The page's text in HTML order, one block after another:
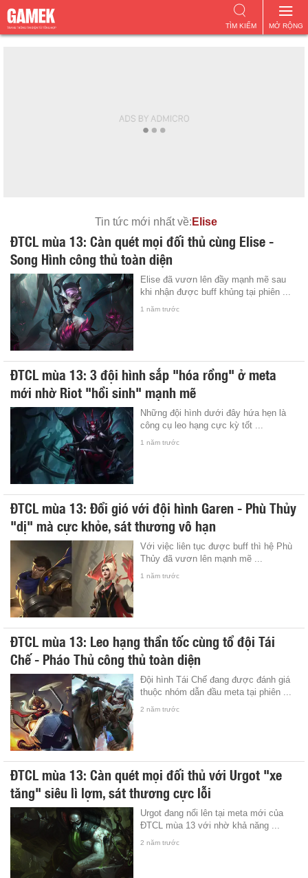
MỞ RỘNG
TÌM KIẾM
Tin tức mới nhất về: Elise
ĐTCL mùa 13: Càn quét mọi đối thủ cùng Elise -
Song Hình công thủ toàn diện
Elise đã vươn lên đầy mạnh mẽ sau
khi nhận được buff khủng tại phiên ...
1 năm trước
ĐTCL mùa 13: 3 đội hình sắp "hóa rồng" ở meta
mới nhờ Riot "hồi sinh" mạnh mẽ
Những đội hình dưới đây hứa hẹn là
công cụ leo hạng cực kỳ tốt ...
1 năm trước
ĐTCL mùa 13: Đổi gió với đội hình Garen - Phù Thủy
"dị" mà cực khỏe, sát thương vô hạn
Với việc liên tục được buff thì hệ Phù
Thủy đã vươn lên mạnh mẽ ...
1 năm trước
ĐTCL mùa 13: Leo hạng thần tốc cùng tổ đội Tái
Chế - Pháo Thủ công thủ toàn diện
Đội hình Tái Chế đang được đánh giá
thuộc nhóm dẫn đầu meta tại phiên ...
2 năm trước
ĐTCL mùa 13: Càn quét mọi đối thủ với Urgot "xe
tăng" siêu lì lợm, sát thương cực lỗi
Urgot đang nổi lên tại meta mới của
ĐTCL mùa 13 với nhờ khả năng ...
2 năm trước